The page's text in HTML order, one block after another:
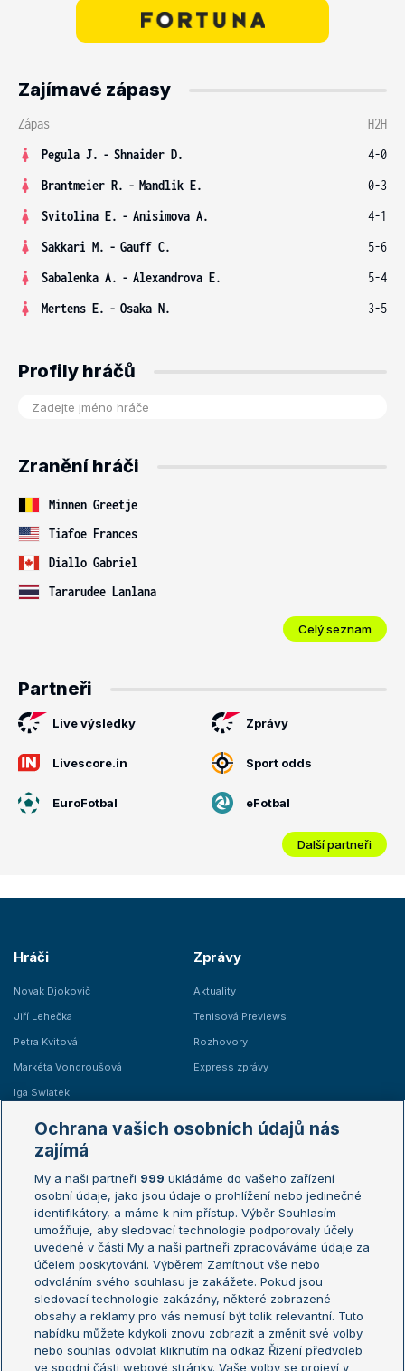
Zajímavé zápasy
Zápas
H2H
Pegula J. - Shnaider D.
4-0
Brantmeier R. - Mandlik E.
0-3
Svitolina E. - Anisimova A.
4-1
Sakkari M. - Gauff C.
5-6
Sabalenka A. - Alexandrova E.
5-4
Mertens E. - Osaka N. 3-5
Profily hráčů
Zranění hráči
Minnen Greetje
Tiafoe Frances
Diallo Gabriel
Tararudee Lanlana
Celý seznam
Partneři
Live výsledky Zprávy
Livescore.in Sport odds
EuroFotbal eFotbal
Další partneři
Hráči
Novak Djokovič
Jiří Lehečka
Petra Kvitová
Markéta Vondroušová
Iga Swiatek
Zprávy
Aktuality
Tenisová Previews
Rozhovory
Express zprávy
Žebříčky
Žebříček ATP (muži)
Žebříček WTA (ženy)
Sázkařský žebříček
Australian Open
French Open
Wimbledon
US Open
Turnaj mistrů
Turnaj mistryň
Aktualní trendy
Fotbalové přestupy
Ochrana vašich osobních údajů nás
zajímá
My a naši partneři 999 ukládáme do vašeho zařízení
osobní údaje, jako jsou údaje o prohlížení nebo jedinečné
identifikátory, a máme k nim přístup. Výběr Souhlasím
umožňuje, aby sledovací technologie podporovaly účely
uvedené v části My a naši partneři zpracováváme údaje za
účelem poskytování. Výběrem Zamítnout vše nebo
odvoláním svého souhlasu je zakážete. Pokud jsou
sledovací technologie zakázány, některé zobrazené
obsahy a reklamy pro vás nemusí být tolik relevantní. Tuto
nabídku můžete kdykoli znovu zobrazit a změnit své volby
nebo souhlas odvolat kliknutím na odkaz Řízení předvoleb
ve spodní části webové stránky. Vaše volby se projeví v